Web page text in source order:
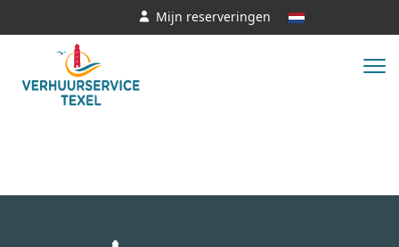
Mijn reserveringen